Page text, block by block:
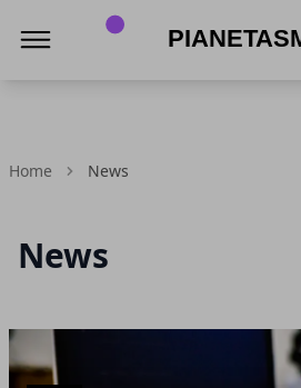
Home News
News
Articoli in Evidenza